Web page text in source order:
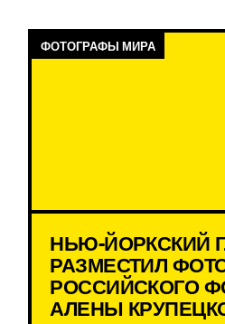
ФОТОГРАФЫ МИРА
НЬЮ-ЙОРКСКИЙ
РАЗМЕСТИЛ
РОССИЙСКОГО
АЛЕНЫ